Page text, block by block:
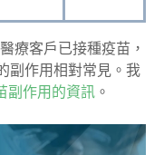
療客戶已接種疫苗，
副作用相對常見。我
副作用的資訊 。